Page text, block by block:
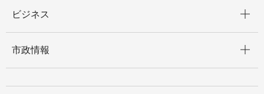
ビジネス
市政情報